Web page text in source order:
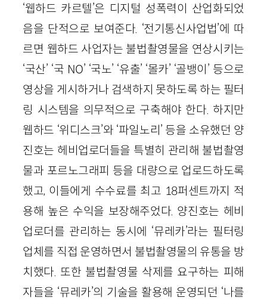
‘웹하드 카르텔’은 디지털 성폭력이 산업화되었
음을 단적으로 보여준다. ‘전기통신사업법’에 따
르면 웹하드 사업자는 불법촬영물을 연상시키는
‘국산’ ‘국 NO’ ‘국노’ ‘유출’ ‘몰카’ ‘골뱅이’ 등으로
영상을 게시하거나 검색하지 못하도록 하는 필터
링 시스템을 의무적으로 구축해야 한다. 하지만
웹하드 ‘위디스크’와 ‘파일노리’ 등을 소유했던 양
진호는 헤비업로더들을 특별히 관리해 불법촬영
물과 포르노그래피 등을 대량으로 업로드하도록
했고, 이들에게 수수료를 최고 18퍼센트까지 적
용해 높은 수익을 보장해주었다. 양진호는 헤비
업로더를 관리하는 동시에 ‘뮤레카’라는 필터링
업체를 직접 운영하면서 불법촬영물의 유통을 방
치했다. 또한 불법촬영물 삭제를 요구하는 피해
자들을 ‘뮤레카’의 기술을 활용해 운영되던 ‘나를